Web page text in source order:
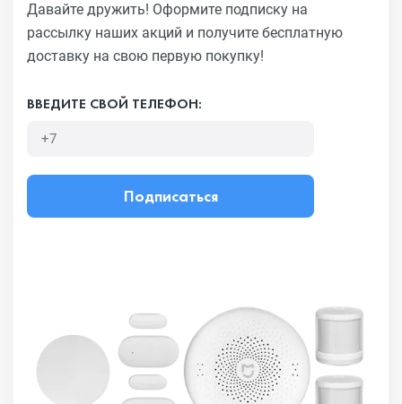
Давайте дружить! Оформите подписку на
рассылку наших акций и получите бесплатную
доставку на свою первую покупку!
ВВЕДИТЕ СВОЙ ТЕЛЕФОН:
Подписаться